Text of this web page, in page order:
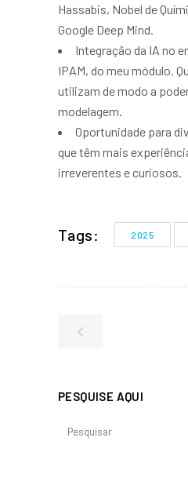
Hassabis, Nobel de
Google Deep Mind.
Integração da IA no
IPAM, do meu módulo.
utilizam de modo a
modelagem.
Oportunidade para
que têm mais
irreverentes e curiosos.
Tags: 2025
PESQUISE AQUI